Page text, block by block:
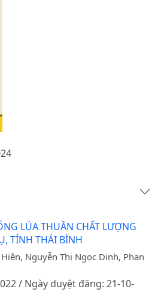
LÚA THUẦN CHẤT LƯỢNG
TỈNH THÁI BÌNH
Nguyễn Thị Ngọc Dinh, Phan
/ Ngày duyệt đăng: 21-10-